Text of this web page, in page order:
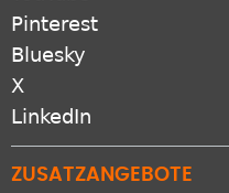
Pinterest
Bluesky
X
LinkedIn
ZUSATZANGEBOTE